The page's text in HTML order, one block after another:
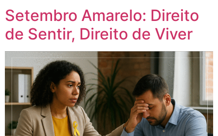
Setembro Amarelo: Direito
de Sentir, Direito de Viver